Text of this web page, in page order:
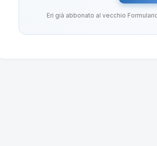
Eri già abbonato al vecchio